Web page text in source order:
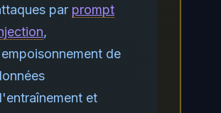
par prompt
,
de
et